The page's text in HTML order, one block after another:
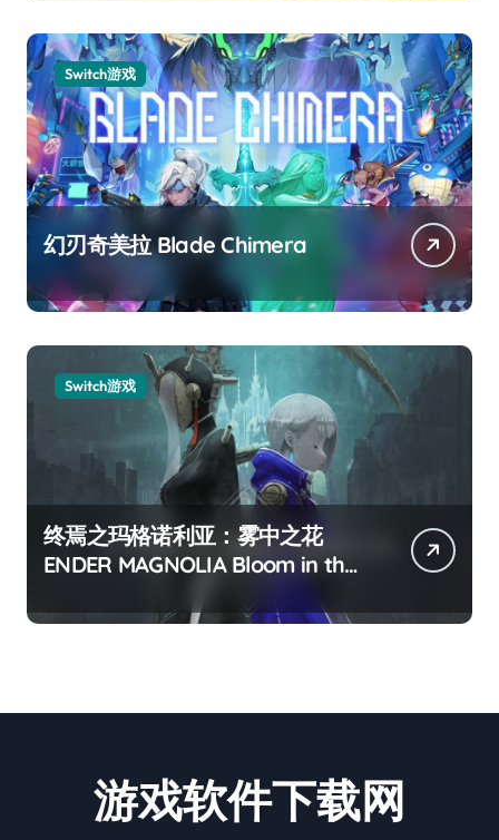
Switch游戏
幻刃奇美拉 Blade Chimera
Switch游戏
终焉之玛格诺利亚：雾中之花
ENDER MAGNOLIA Bloom in the
游戏软件下载网